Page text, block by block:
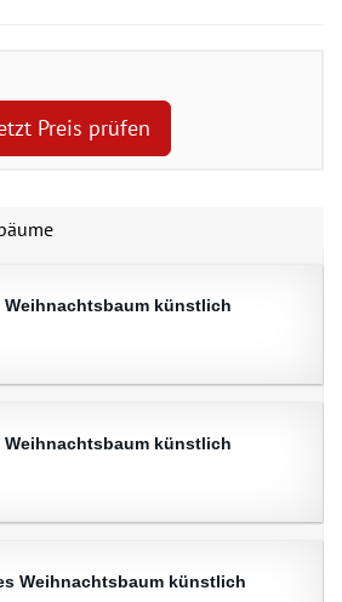
Preis prüfen
Weihnachtsbaum künstlich
Weihnachtsbaum künstlich
Weihnachtsbaum künstlich